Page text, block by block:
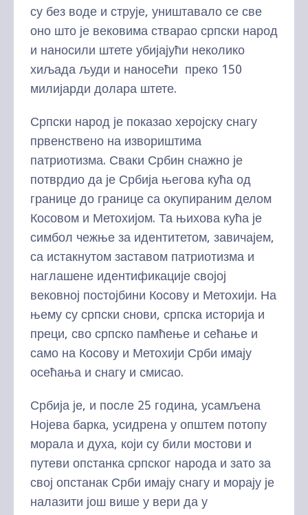
су без воде и струје, уништавало се све
оно што је вековима стварао српски народ
и наносили штете убијајући неколико
хиљада људи и наносећи преко 150
милијарди долара штете.
Српски народ је показао херојску снагу
првенствено на извориштима
патриотизма. Сваки Србин снажно је
потврдио да је Србија његова кућа од
границе до границе са окупираним делом
Косовом и Метохијом. Та њихова кућа је
симбол чежње за идентитетом, завичајем,
са истакнутом заставом патриотизма и
наглашене идентификације својој
вековној постојбини Косову и Метохији. На
њему су српски снови, српска историја и
преци, сво српско памћење и сећање и
само на Косову и Метохији Срби имају
осећања и снагу и смисао.
Србија је, и после 25 година, усамљена
Нојева барка, усидрена у општем потопу
морала и духа, који су били мостови и
путеви опстанка српског народа и зато за
свој опстанак Срби имају снагу и морају је
налазити још више у вери да у